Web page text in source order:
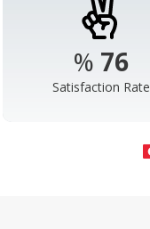
% 98
Satisfaction Rate